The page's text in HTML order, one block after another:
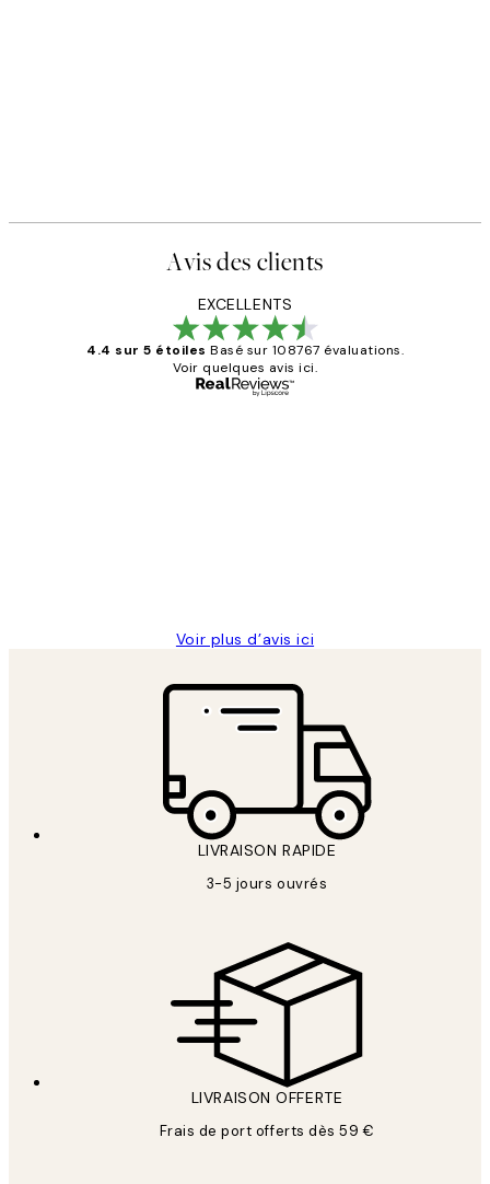
Avis des clients
EXCELLENTS
4.4 sur 5 étoiles Basé sur 108767 évaluations.
Voir quelques avis ici.
Voir plus d’avis ici
LIVRAISON RAPIDE
3-5 jours ouvrés
LIVRAISON OFFERTE
Frais de port offerts dès 59 €